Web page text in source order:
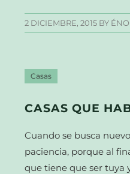
2 DICIEMBRE, 2015 BY
Casas
CASAS QUE
Cuando se busca
paciencia, porque al
que tiene que ser tuya